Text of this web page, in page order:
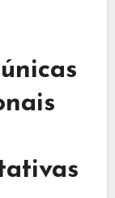
melhor
o